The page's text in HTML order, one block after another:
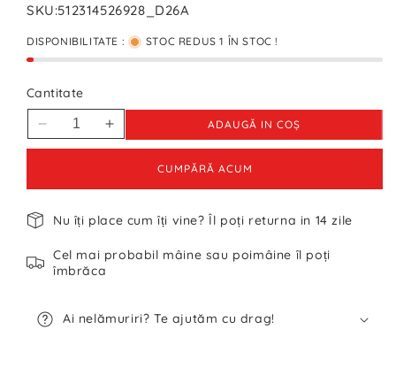
SKU:512314526928_D26A
DISPONIBILITATE : STOC REDUS 1 ÎN STOC !
Cantitate
Reduceți
cantitatea
Tricou
Vintage
M
Creșteți
cantitatea
Tricou
Vintage
M
ADAUGĂ IN COŞ
CUMPĂRĂ ACUM
Nu îți place cum îți vine? Îl poți returna in 14 zile
Cel mai probabil mâine sau poimâine îl poți
îmbrăca
Ai nelămuriri? Te ajutăm cu drag!